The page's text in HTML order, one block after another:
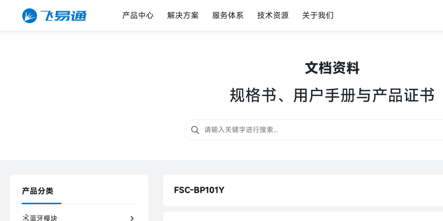
产品中心 解决方案 服务体系 技术资源 关于我们
文档资料
规格书、用户手册与产品证书
产品分类
蓝牙模块
FSC-BP101Y